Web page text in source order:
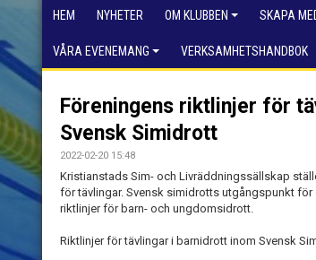
HEM NYHETER OM KLUBBEN SKAPA
VÅRA EVENEMANG VERKSAMHETSHANDBOK
Föreningens riktlinjer för
Svensk Simidrott
2022-02-20 15:48
Kristianstads Sim- och Livräddningssällskap
för tävlingar. Svensk simidrotts utgångspunkt för
riktlinjer för barn- och ungdomsidrott.
Riktlinjer för tävlingar i barnidrott inom Svensk